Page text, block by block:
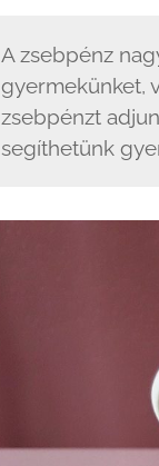
A zsebpénz
gyermekünket,
zsebpénzt
segíthetünk